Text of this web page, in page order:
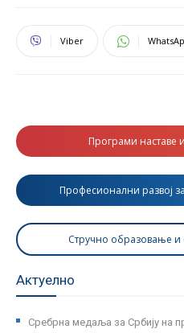
Viber
Програми наставе
Професионални развој
Стручно образовање
Актуелно
Сребрна медаља за Србију на